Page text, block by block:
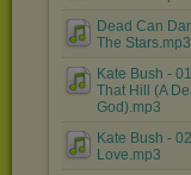
Dead Can
The Stars.mp3
Kate Bush -
That Hill (A
God).mp3
Kate Bush -
Love.mp3